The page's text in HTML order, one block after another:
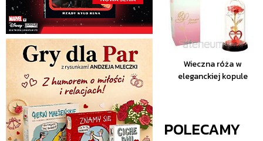
Wieczna róża w
eleganckiej kopule
POLECAMY